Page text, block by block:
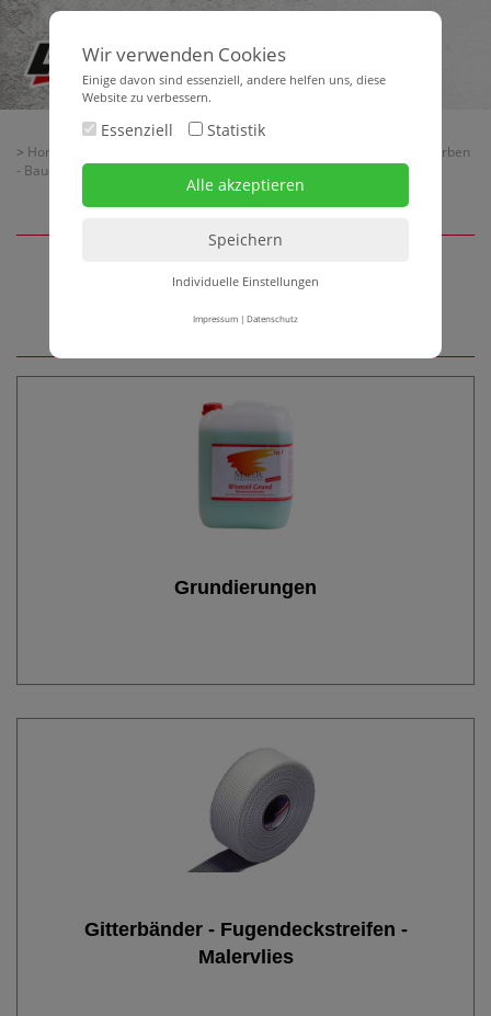
> Home
Untergrundvorbereitung - Spachtelmassen- Farben
- Bauchemie für den Maler
Untergrundvorbereitung
Grundierungen
Gitterbänder - Fugendeckstreifen -
Malervlies
Wir verwenden Cookies
Einige davon sind essenziell, andere helfen uns, diese
Website zu verbessern.
Essenziell Statistik
Individuelle Einstellungen
Impressum| Datenschutz